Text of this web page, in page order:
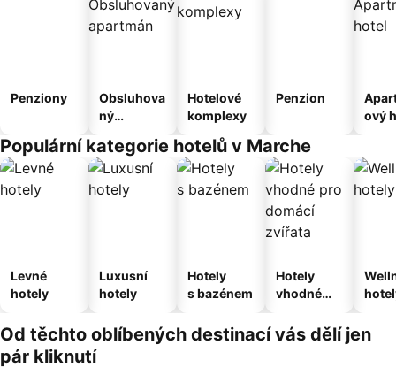
Penziony
Obsluhova
ný
Hotelové
komplexy
Penzion
ový
Populární kategorie hotelů v Marche
Levné
hotely
Luxusní
hotely
Hotely
s bazénem
Hotely
vhodné
domácí
zvířata
Od těchto oblíbených destinací vás dělí jen
pár kliknutí